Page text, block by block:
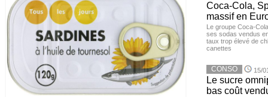
Coca-Cola,
massif en
Le groupe Coca-
ses sodas vendus
taux trop élevé de
canettes
CONSO 15/
Le sucre
bas coût